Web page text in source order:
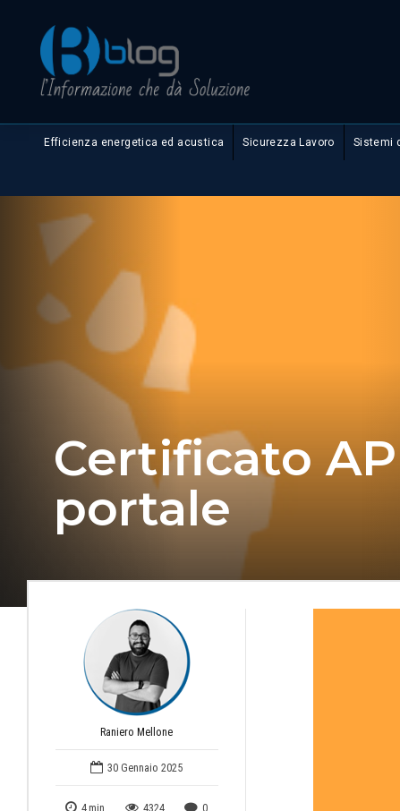
Efficienza energetica ed acustica Sicurezza Lavoro Sistemi
Certificato
portale
Raniero Mellone
30 Gennaio 2025